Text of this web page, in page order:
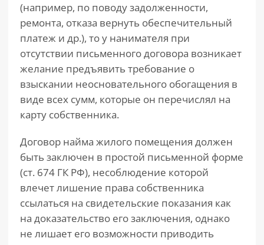
(например, по поводу задолженности,
ремонта, отказа вернуть обеспечительный
платеж и др.), то у нанимателя при
отсутствии письменного договора возникает
желание предъявить требование о
взыскании неосновательного обогащения в
виде всех сумм, которые он перечислял на
карту собственника.
Договор найма жилого помещения должен
быть заключен в простой письменной форме
(ст. 674 ГК РФ), несоблюдение которой
влечет лишение права собственника
ссылаться на свидетельские показания как
на доказательство его заключения, однако
не лишает его возможности приводить